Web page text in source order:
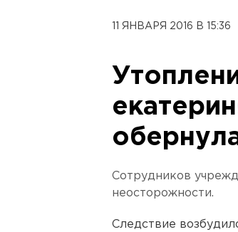
11 ЯНВАРЯ 2016 В 15:36
Сотрудников
неосторожности.
Следствие